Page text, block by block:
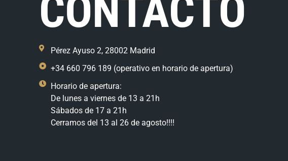
CONTACTO
Pérez Ayuso 2, 28002 Madrid
+34 660 796 189 (operativo en horario de apertura)
Horario de apertura:
De lunes a viernes de 13 a 21h
Sábados de 17 a 21h
Cerramos del 13 al 26 de agosto!!!!